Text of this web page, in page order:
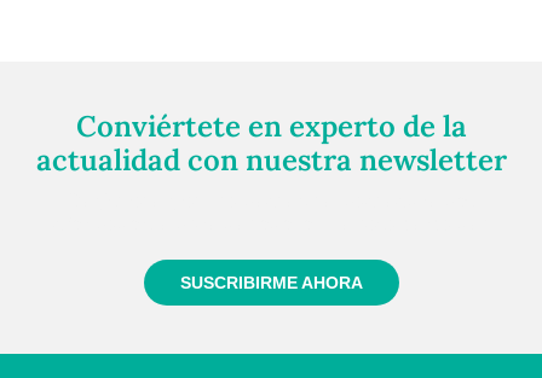
Conviértete en experto de la
actualidad con nuestra newsletter
SUSCRIBIRME AHORA